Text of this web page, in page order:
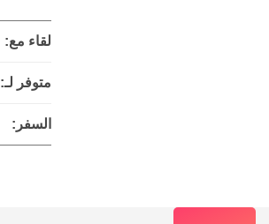
لقاء مع:
متوفر لـ:
السفر: